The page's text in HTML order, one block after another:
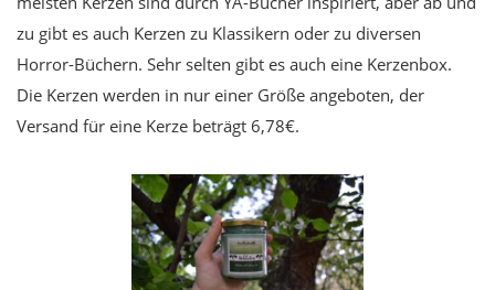
zu gibt es auch Kerzen zu Klassikern oder zu diversen
Horror-Büchern. Sehr selten gibt es auch eine Kerzenbox.
Die Kerzen werden in nur einer Größe angeboten, der
Versand für eine Kerze beträgt 6,78€.